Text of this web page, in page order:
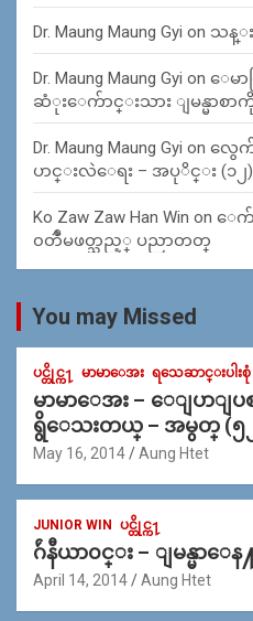
Dr. Maung Maung Gyi on သန္း
Dr. Maung Maung Gyi on ေမာ
ဆံုးေက်ာင္းသား ျမန္မာစာကို
Dr. Maung Maung Gyi on လွေ
ပာင္းလဲေရး – အပုိင္း (၁၂)
Ko Zaw Zaw Han Win on ေက်
၀တၳဳမဖတ္သည့္ ပညာတတ္
You may Missed
ပင္တိုင္က႑ မာမာေအး ရသေဆာင္းပါးစုံ
မာမာေအး – ေျပာျ
ရွိေသးတယ္ – အမွတ္ (၅၂
May 16, 2014 Aung Htet
JUNIOR WIN ပင္တိုင္က႑
ဂ်ဴနီယာ၀င္း – ျမန္မာေန
April 14, 2014 Aung Htet